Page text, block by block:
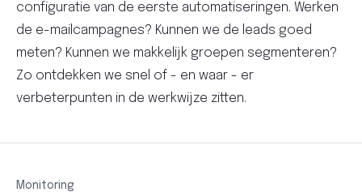
configuratie van de eerste automatiseringen. Werken
de e-mailcampagnes? Kunnen we de leads goed
meten? Kunnen we makkelijk groepen segmenteren?
Zo ontdekken we snel of - en waar - er
verbeterpunten in de werkwijze zitten.
Monitoring